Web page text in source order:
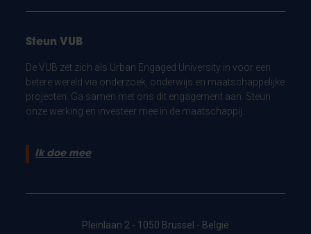
Steun VUB
De VUB zet zich als Urban Engaged University in voor een
betere wereld via onderzoek, onderwijs en maatschappelijke
projecten. Ga samen met ons dit engagement aan. Steun
onze werking en investeer mee in de maatschappij.
Ik doe mee
Pleinlaan 2 - 1050 Brussel - België